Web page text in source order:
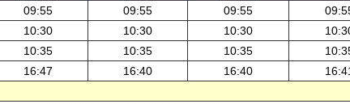
09:55 09:55 09:55
10:30 10:30 10:30
10:35 10:35 10:35
16:47 16:40 16:40